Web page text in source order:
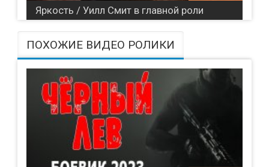
Яркость / Уилл Смит в главной роли
ПОХОЖИЕ ВИДЕО РОЛИКИ